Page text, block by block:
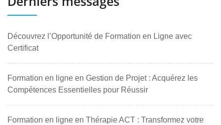
Découvrez l’Opportunité de Formation en Ligne avec
Certificat
Formation en ligne en Gestion de Projet : Acquérez les
Compétences Essentielles pour Réussir
Formation en ligne en Thérapie ACT : Transformez votre